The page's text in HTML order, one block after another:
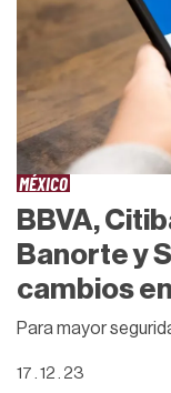
MÉXICO
BBVA,
Banorte y
cambios
Para mayor
17 . 12 . 23